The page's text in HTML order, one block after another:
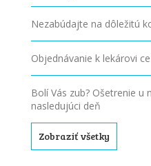
Nezabúdajte na dôležitú
Objednávanie k lekárovi
Bolí Vás zub? Ošetrenie u
nasledujúci deň
Zobraziť všetky